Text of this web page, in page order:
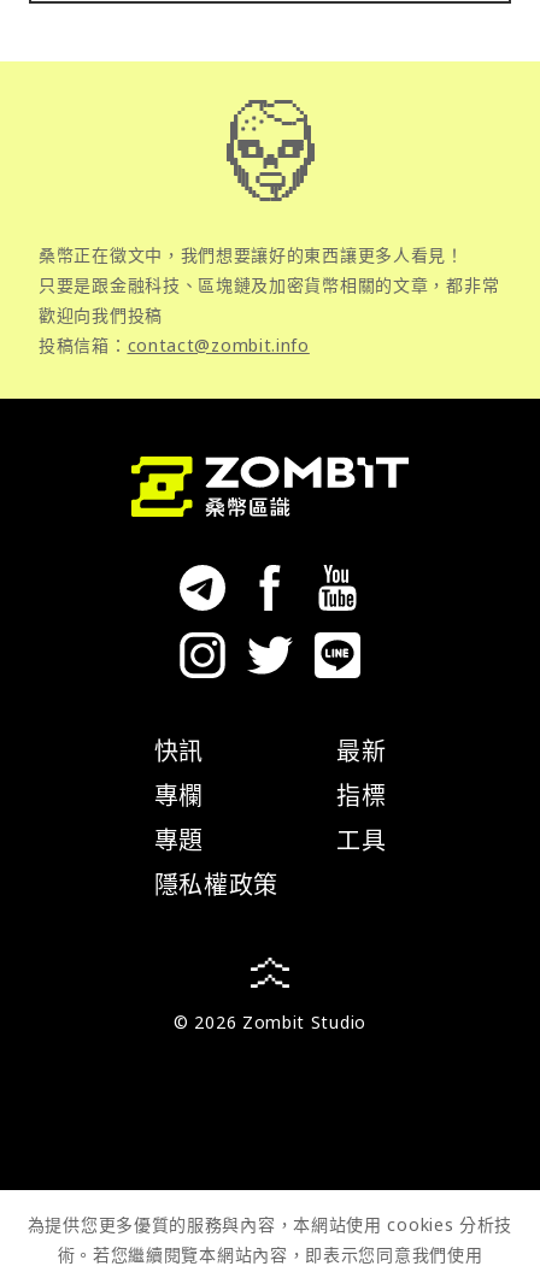
桑幣正在徵文中，我們想要讓好的東西讓更多人看見！
只要是跟金融科技、區塊鏈及加密貨幣相關的文章，都非常
歡迎向我們投稿
投稿信箱： contact@zombit.info
快訊
專欄
專題
隱私權政策
最新
指標
工具
© 2026 Zombit Studio
為提供您更多優質的服務與內容，本網站使用 cookies 分析技
術。若您繼續閱覽本網站內容，即表示您同意我們使用